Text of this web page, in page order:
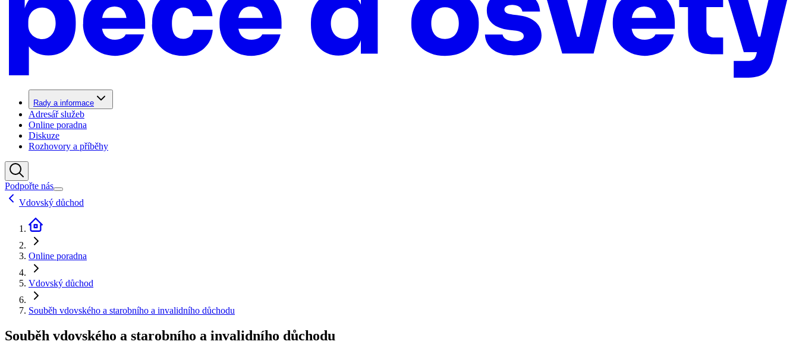
Rady a informace
Adresář služeb
Online poradna
Diskuze
Rozhovory a příběhy
Podpořte nás
Vdovský důchod
Online poradna
Vdovský důchod
Souběh vdovského a starobního a invalidního důchodu
Souběh vdovského a starobního a invalidního důchodu